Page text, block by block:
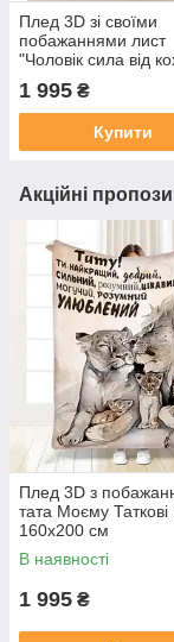
Плед 3D зі своїми
побажаннями лист
"Чоловік сила від
побажаннями для
чоловіка" 12210
1 995 ₴
Купити
Акційні
Плед 3D з
тата Моєму Таткові
160х200 см
В наявності
1 995 ₴